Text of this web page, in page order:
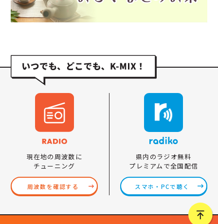
現在地の周波数に
チューニング
周波数を確認する
県内のラジオ無料
プレミアムで全国配信
スマホ・PCで聴く